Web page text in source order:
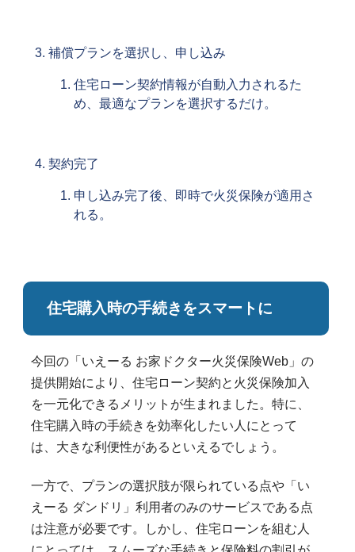
補償プランを選択し、申し込み
住宅ローン契約情報が自動入力されるた
め、最適なプランを選択するだけ。
契約完了
申し込み完了後、即時で火災保険が適用さ
れる。
住宅購入時の手続きをスマートに
今回の「いえーる お家ドクター火災保険Web」の
提供開始により、住宅ローン契約と火災保険加入
を一元化できるメリットが生まれました。特に、
住宅購入時の手続きを効率化したい人にとって
は、大きな利便性があるといえるでしょう。
一方で、プランの選択肢が限られている点や「い
えーる ダンドリ」利用者のみのサービスである点
は注意が必要です。しかし、住宅ローンを組む人